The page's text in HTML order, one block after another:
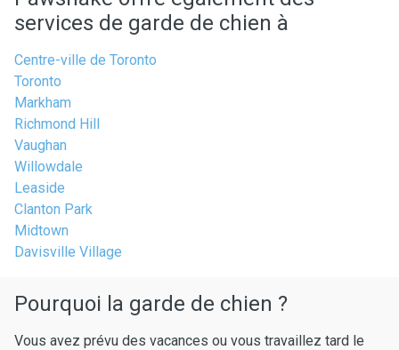
services de garde de chien à
Centre-ville de Toronto
Toronto
Markham
Richmond Hill
Vaughan
Willowdale
Leaside
Clanton Park
Midtown
Davisville Village
Pourquoi la garde de chien ?
Vous avez prévu des vacances ou vous travaillez tard le